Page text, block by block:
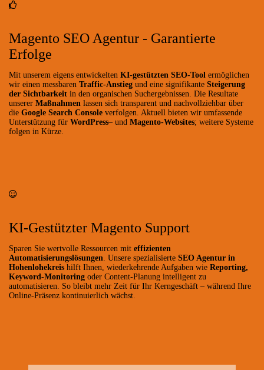
Magento SEO Agentur - Garantierte
Erfolge
Mit unserem eigens entwickelten KI-gestützten SEO-Tool ermöglichen
wir einen messbaren Traffic-Anstieg und eine signifikante Steigerung
der Sichtbarkeit in den organischen Suchergebnissen. Die Resultate
unserer Maßnahmen lassen sich transparent und nachvollziehbar über
die Google Search Console verfolgen. Aktuell bieten wir umfassende
Unterstützung für WordPress– und Magento-Websites; weitere Systeme
folgen in Kürze.
KI-Gestützter Magento Support
Sparen Sie wertvolle Ressourcen mit effizienten
Automatisierungslösungen . Unsere spezialisierte SEO Agentur in
Hohenlohekreis hilft Ihnen, wiederkehrende Aufgaben wie Reporting,
Keyword-Monitoring oder Content-Planung intelligent zu
automatisieren. So bleibt mehr Zeit für Ihr Kerngeschäft – während Ihre
Online-Präsenz kontinuierlich wächst.